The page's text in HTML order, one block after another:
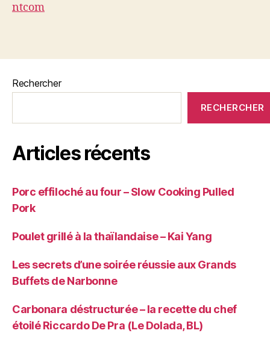
ntcom
Rechercher
RECHERCHER
Articles récents
Porc effiloché au four – Slow Cooking Pulled
Pork
Poulet grillé à la thaïlandaise – Kai Yang
Les secrets d’une soirée réussie aux Grands
Buffets de Narbonne
Carbonara déstructurée – la recette du chef
étoilé Riccardo De Pra (Le Dolada, BL)